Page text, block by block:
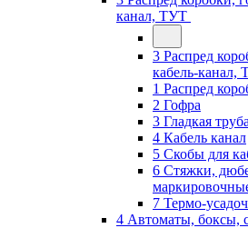
канал, ТУТ
3 Распред
кабель-канал,
1 Распред
2 Гофра
3 Гладкая
4 Кабель канал
5 Скобы для
6 Стяжки,
7 Термо-
4 Автоматы, боксы,